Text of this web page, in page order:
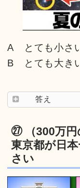
A とても小さ
B とても大き
答え
㉗ （300万円
東京都が日
さい